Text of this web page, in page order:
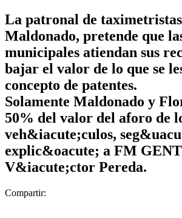
La patronal de
Maldonado, pretende que
municipales atiendan sus
bajar el valor de lo que se
concepto de patentes.
Solamente Maldonado y
50% del valor del aforo de
veh&iacute;culos,
explic&oacute; a FM
V&iacute;ctor Pereda.
Compartir: